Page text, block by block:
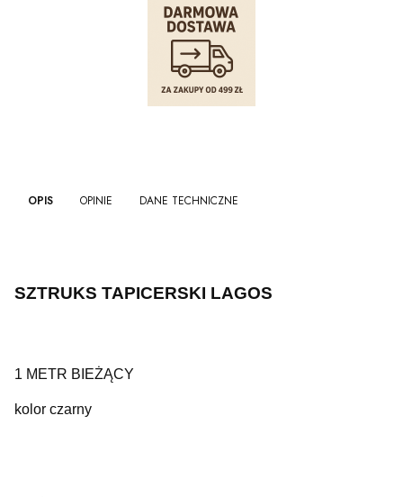
OPIS OPINIE DANE TECHNICZNE
SZTRUKS TAPICERSKI LAGOS
1 METR BIEŻĄCY
kolor czarny